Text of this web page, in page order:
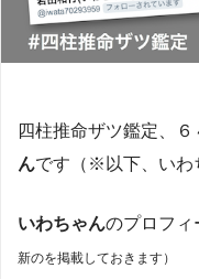
四柱推命ザツ鑑定、６
んです（※以下、いわ
いわちゃんのプロフィ
新のを掲載しておきます）